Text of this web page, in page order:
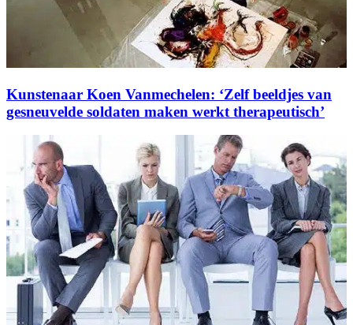
Kunstenaar Koen Vanmechelen: ‘Zelf beeldjes van
gesneuvelde soldaten maken werkt therapeutisch’